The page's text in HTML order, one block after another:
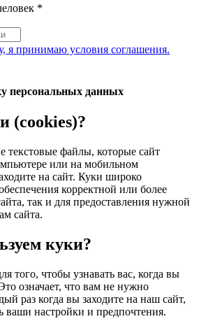
*
я принимаю условия соглашения.
персональных данных
(cookies)?
текстовые файлы, которые сайт
или на мобильном
на сайт. Куки широко
корректной или более
так и для предоставления нужной
сайта.
куки?
того, чтобы узнавать вас, когда вы
означает, что вам не нужно
раз когда вы заходите на наш сайт,
настройки и предпочтения.